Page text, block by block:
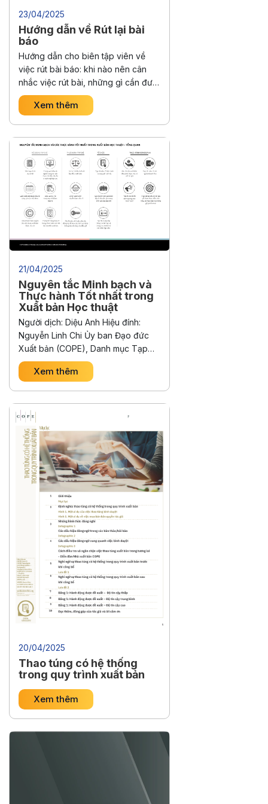
23/04/2025
Hướng dẫn về Rút lại bài
báo
Hướng dẫn cho biên tập viên về
việc rút bài báo: khi nào nên cân
nhắc việc rút bài, những gì cần đưa
vào thông báo, tốc độ rút bài nên
như thế nào, ai nên đưa ra thông
bằng chứng không thuyết phục về
việc …Continued
Xem thêm
21/04/2025
Nguyên tắc Minh bạch và
Thực hành Tốt nhất trong
Xuất bản Học thuật
Người dịch: Diệu Anh Hiệu đính:
Nguyễn Linh Chi Ủy ban Đạo đức
Xuất bản (COPE), Danh mục Tạp
chí Truy cập Mở (DOAJ), Hiệp hội
Xuất bản Học thuật Truy cập Mở
viên Y khoa Thế giới (WAME) là
những tổ chức học thuật đã hợp tác
…Continued
Xem thêm
20/04/2025
Thao túng có hệ thống
trong quy trình xuất bản
Xem thêm